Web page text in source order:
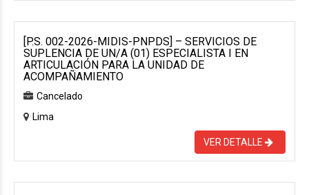
[P.S. 002-2026-MIDIS-PNPDS] – SERVICIOS DE
SUPLENCIA DE UN/A (01) ESPECIALISTA I EN
ARTICULACIÓN PARA LA UNIDAD DE
ACOMPAÑAMIENTO
Cancelado
Lima
VER DETALLE